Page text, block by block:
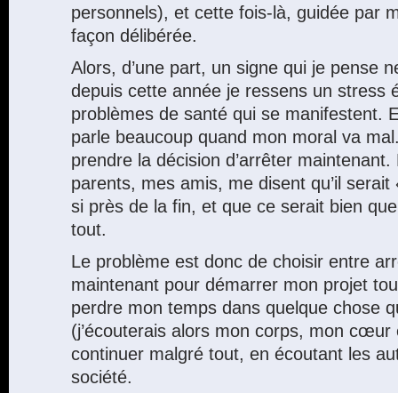
personnels), et cette fois-là, guidée par
façon délibérée.
Alors, d’une part, un signe qui je pense
depuis cette année je ressens un stress
problèmes de santé qui se manifestent.
parle beaucoup quand mon moral va
prendre la décision d’arrêter
parents, mes amis, me disent qu’il serait
si près de la fin, et que ce serait bien
tout.
Le problème est donc de choisir entre
maintenant pour démarrer mon projet
perdre mon temps dans quelque chose
(j’écouterais alors mon corps, mon
continuer malgré tout, en écoutant les
société.